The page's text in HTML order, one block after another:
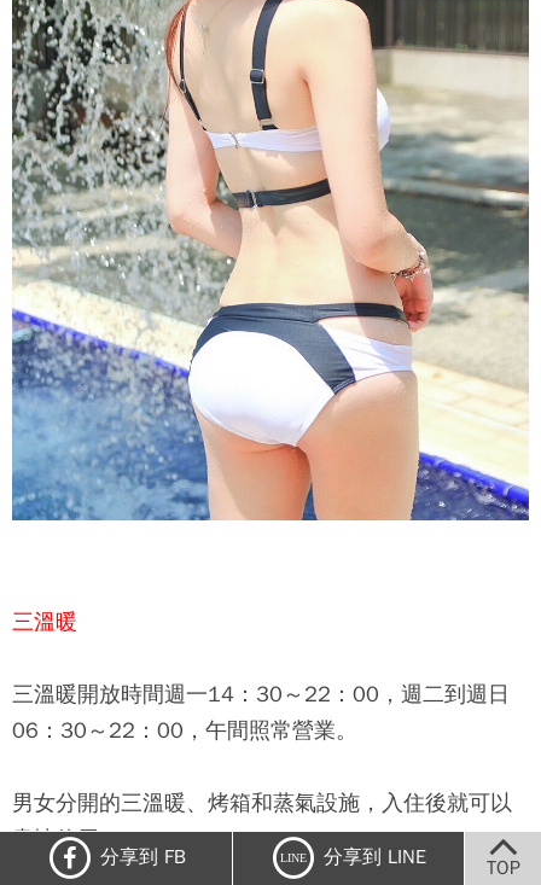
三溫暖
三溫暖開放時間週一14：30～22：00，週二到週日
06：30～22：00，午間照常營業。
男女分開的三溫暖、烤箱和蒸氣設施，入住後就可以
盡情使用，
分享到 FB LINE 分享到 LINE TOP